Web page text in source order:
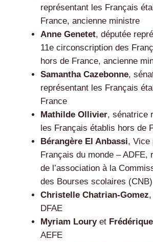
représentant les Français
France, ancienne ministre
Anne Genetet, députée
11e circonscription des
hors de France, ancienne
Samantha Cazebonne,
représentant les Français
France
Mathilde Ollivier, sénatrice
les Français établis hors de
Bérangère El Anbassi, Vice
Français du monde – ADFE,
de l’association à la
des Bourses scolaires (CNB)
Christelle Chatrian-Gomez
DFAE
Myriam Louryet
AEFE